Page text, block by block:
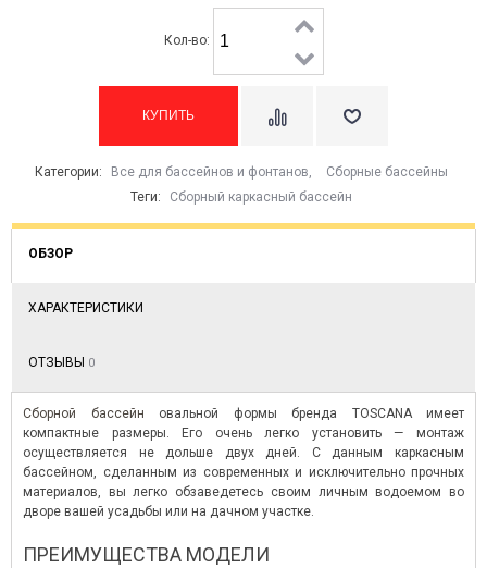
Кол-во:
Категории: Все для бассейнов и фонтанов,
Сборные бассейны
Теги:
Сборный каркасный бассейн
ОБЗОР
ХАРАКТЕРИСТИКИ
ОТЗЫВЫ 0
Сборной бассейн овальной формы бренда TOSCANA имеет
компактные размеры. Его очень легко установить — монтаж
осуществляется не дольше двух дней. С данным каркасным
бассейном, сделанным из современных и исключительно прочных
материалов, вы легко обзаведетесь своим личным водоемом во
дворе вашей усадьбы или на дачном участке.
ПРЕИМУЩЕСТВА МОДЕЛИ